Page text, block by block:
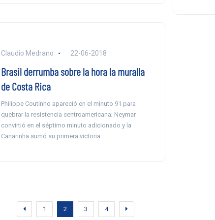
Claudio Medrano 22-06-2018
Brasil derrumba sobre la hora la muralla
de Costa Rica
Philippe Coutinho apareció en el minuto 91 para
quebrar la resistencia centroamericana; Neymar
convirtió en el séptimo minuto adicionado y la
Canarinha sumó su primera victoria.
1 2 3 4